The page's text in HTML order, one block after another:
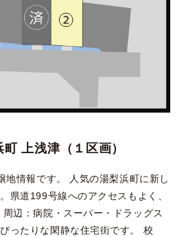
上浅津（１区画）
地情報です。 人気の湯梨浜町に新し
県道199号線へのアクセスもよく、
辺：病院・スーパー・ドラッグス
ったりな閑静な住宅街です。 校